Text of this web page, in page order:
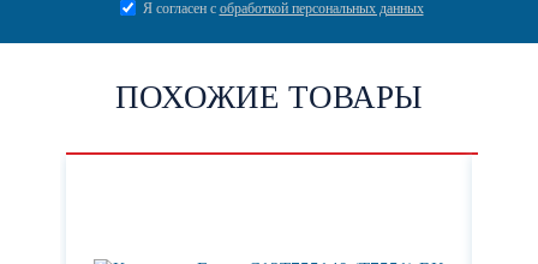
Я согласен с обработкой персональных данных
ПОХОЖИЕ ТОВАРЫ